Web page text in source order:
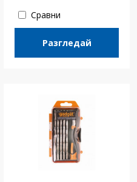
Сравни
Разгледай